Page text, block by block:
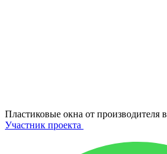
Пластиковые окна от производителя в
Участник проекта